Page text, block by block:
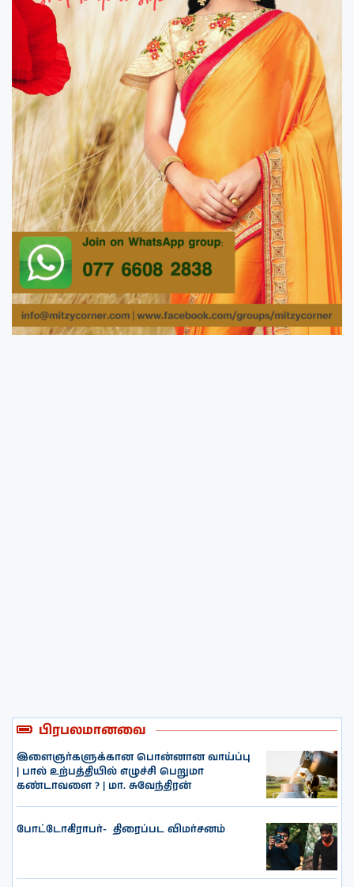
பிரபலமானவை
இளைஞர்களுக்கான பொன்னான வாய்ப்பு
| பால் உற்பத்தியில் எழுச்சி பெறுமா
கண்டாவளை ? | மா. சுவேந்திரன்
போட்டோகிராபர்- ‌ திரைப்பட விமர்சனம்